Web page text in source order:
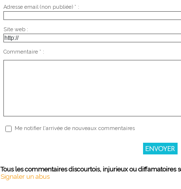
Adresse email (non publiée) * :
Site web :
Commentaire * :
Me notifier l'arrivée de nouveaux commentaires
Tous les commentaires discourtois, injurieux ou diffamatoires
Signaler un abus